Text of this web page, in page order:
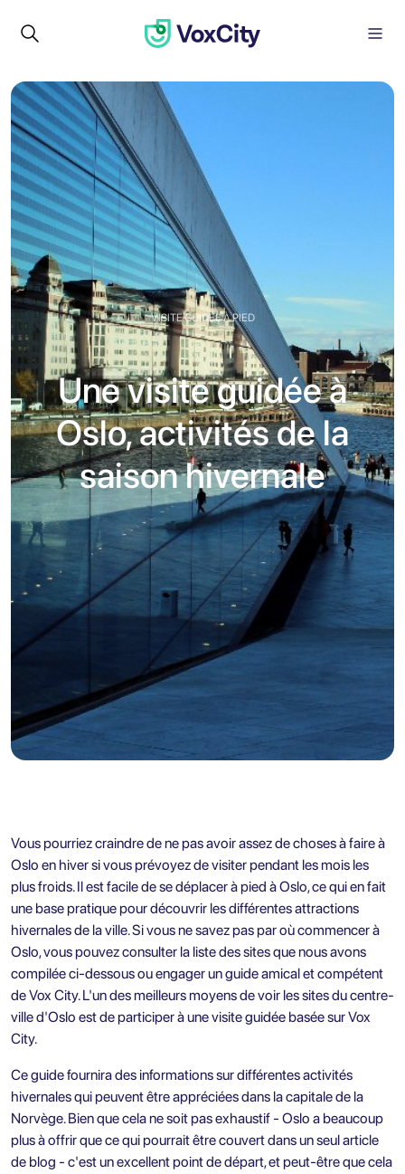
VISITE GUIDÉE À PIED
Une visite guidée à
Oslo, activités de la
saison hivernale
Vous pourriez craindre de ne pas avoir assez de choses à faire à
Oslo en hiver si vous prévoyez de visiter pendant les mois les
plus froids. Il est facile de se déplacer à pied à Oslo, ce qui en fait
une base pratique pour découvrir les différentes attractions
hivernales de la ville. Si vous ne savez pas par où commencer à
Oslo, vous pouvez consulter la liste des sites que nous avons
compilée ci-dessous ou engager un guide amical et compétent
de Vox City. L'un des meilleurs moyens de voir les sites du centre-
ville d'Oslo est de participer à une visite guidée basée sur Vox
City.
Ce guide fournira des informations sur différentes activités
hivernales qui peuvent être appréciées dans la capitale de la
Norvège. Bien que cela ne soit pas exhaustif - Oslo a beaucoup
plus à offrir que ce qui pourrait être couvert dans un seul article
de blog - c'est un excellent point de départ, et peut-être que cela